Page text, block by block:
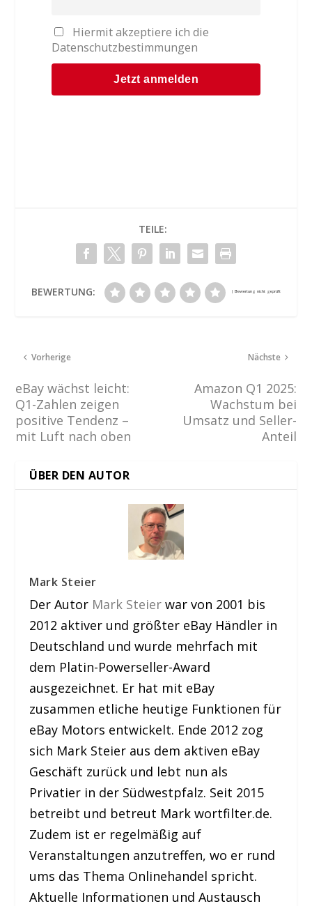
Hiermit akzeptiere ich die
Datenschutzbestimmungen
TEILE:
BEWERTUNG:
Vorherige
eBay wächst leicht:
Q1-Zahlen zeigen
positive Tendenz –
mit Luft nach oben
Nächste
Amazon Q1 2025:
Wachstum bei
Umsatz und Seller-
Anteil
ÜBER DEN AUTOR
Mark Steier
Der Autor Mark Steier war von 2001 bis
2012 aktiver und größter eBay Händler in
Deutschland und wurde mehrfach mit
dem Platin-Powerseller-Award
ausgezeichnet. Er hat mit eBay
zusammen etliche heutige Funktionen für
eBay Motors entwickelt. Ende 2012 zog
sich Mark Steier aus dem aktiven eBay
Geschäft zurück und lebt nun als
Privatier in der Südwestpfalz. Seit 2015
betreibt und betreut Mark wortfilter.de.
Zudem ist er regelmäßig auf
Veranstaltungen anzutreffen, wo er rund
ums das Thema Onlinehandel spricht.
Aktuelle Informationen und Austausch